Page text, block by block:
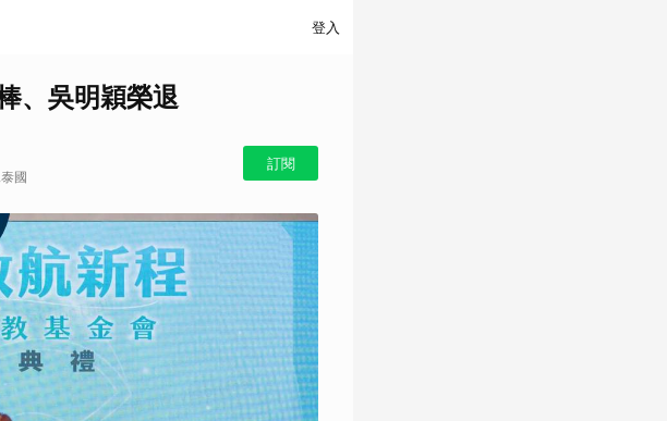
登入
、吳明穎榮退
國
訂閱